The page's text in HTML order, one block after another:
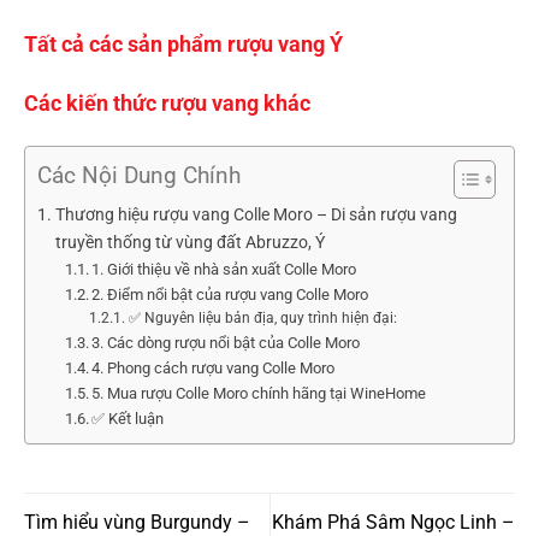
Tất cả các sản phẩm rượu vang Ý
Các kiến thức rượu vang khác
Các Nội Dung Chính
Thương hiệu rượu vang Colle Moro – Di sản rượu vang
truyền thống từ vùng đất Abruzzo, Ý
1. Giới thiệu về nhà sản xuất Colle Moro
2. Điểm nổi bật của rượu vang Colle Moro
✅ Nguyên liệu bản địa, quy trình hiện đại:
3. Các dòng rượu nổi bật của Colle Moro
4. Phong cách rượu vang Colle Moro
5. Mua rượu Colle Moro chính hãng tại WineHome
✅ Kết luận
Tìm hiểu vùng Burgundy –
Khám Phá Sâm Ngọc Linh –